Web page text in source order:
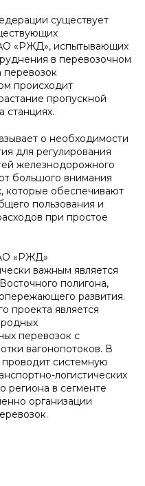
существует
«РЖД», испытывающих
в перевозочном
перевозок
происходит
пропускной
станциях.
о необходимости
для регулирования
железнодорожного
большого внимания
которые обеспечивают
пользования и
при простое
«РЖД»
важным является
полигона,
развития.
проекта является
перевозок с
вагонопотоков. В
системную
логистических
региона в сегменте
организации